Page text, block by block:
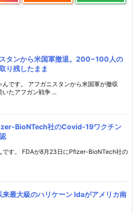
タンから米国軍撤退。200−100人の
り残したまま
んです。 アフガニスタンから米国軍が撤収
いたアフガン戦争 ...
BioNTech社のCovid-19ワクチン
です。 FDAが8月23日にPfizer-BioNTech社の
最大級のハリケーン Idaがアメリカ南